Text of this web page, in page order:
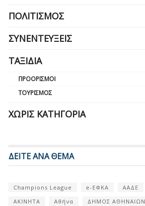
ΠΟΛΙΤΙΣΜΌΣ
ΣΥΝΕΝΤΕΎΞΕΙΣ
ΤΑΞΊΔΙΑ
ΠΡΟΟΡΙΣΜΟΊ
ΤΟΥΡΙΣΜΌΣ
ΧΩΡΊΣ ΚΑΤΗΓΟΡΊΑ
ΔΕΙΤΕ ΑΝΑ ΘΕΜΑ
Champions League e-ΕΦΚΑ
ΑΑΔΕ
ΑΚΙΝΗΤΑ
Αθήνα
ΔΗΜΟΣ ΑΘΗΝΑΙΩΝ